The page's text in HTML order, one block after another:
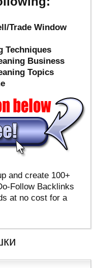
Trade Window
Techniques
Business
Topics
and create 100+
Follow Backlinks
at no cost for a